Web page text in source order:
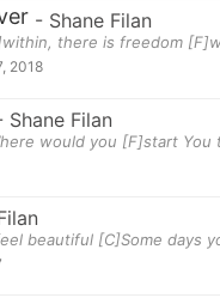
- Shane Filan
there is freedom
2018
Shane Filan
would you [F]start
beautiful [C]Some days